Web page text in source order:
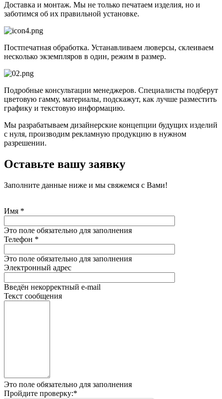
Доставка и монтаж. Мы не только печатаем изделия, но и
заботимся об их правильной установке.
Постпечатная обработка. Устанавливаем люверсы, склеиваем
несколько экземпляров в один, режим в размер.
Подробные консультации менеджеров. Специалисты подберут
цветовую гамму, материалы, подскажут, как лучше разместить
графику и текстовую информацию.
Мы разрабатываем дизайнерские концепции будущих изделий
с нуля, производим рекламную продукцию в нужном
разрешении.
Оставьте вашу заявку
Заполните данные ниже и мы свяжемся с Вами!
Имя *
Это поле обязательно для заполнения
Телефон *
Это поле обязательно для заполнения
Электронный адрес
Введён некорректный e-mail
Текст сообщения
Это поле обязательно для заполнения
Пройдите проверку:*